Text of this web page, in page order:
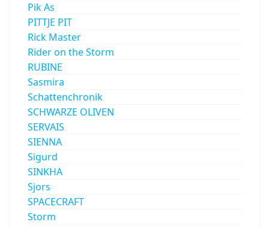
Pik As
PITTJE PIT
Rick Master
Rider on the Storm
RUBINE
Sasmira
Schattenchronik
SCHWARZE OLIVEN
SERVAIS
SIENNA
Sigurd
SINKHA
Sjors
SPACECRAFT
Storm